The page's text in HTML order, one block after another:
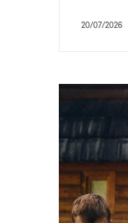
20/07/2026